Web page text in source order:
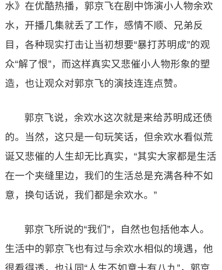
水》在优酷热播，郭京飞在剧中饰演小人物余欢
水，开播几集就丢了工作，感情不顺、兄弟反
目，各种现实打击让当初想要“暴打苏明成”的观
众“解了恨”，而这样真实又悲催小人物形象的塑
造，也让观众对郭京飞的演技连连点赞。
郭京飞说，余欢水这次就是来给苏明成还债
的。当然，这只是一句玩笑话，但余欢水看似荒
诞又悲催的人生却无比真实，“其实大家都是生活
在一个夹缝里边，我们的生活总是充满各种不如
意，换句话说，我们都是余欢水。”
郭京飞所说的“我们”，自然也包括他本人。
生活中的郭京飞也有过与余欢水相似的境遇，他